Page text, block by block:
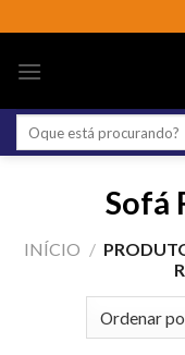
to
content
Pesquisar
Sofá
INÍCIO /